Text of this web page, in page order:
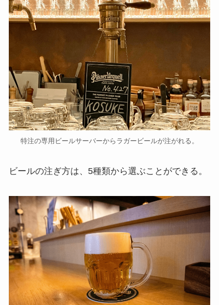
特注の専用ビールサーバーからラガービールが注がれる。
ビールの注ぎ方は、5種類から選ぶことができる。